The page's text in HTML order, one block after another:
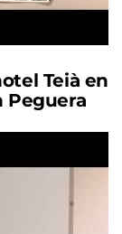
Teià en
Peguera